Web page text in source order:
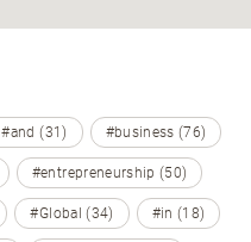
#and (31) #business (76)
#entrepreneurship (50)
#Global (34) #in (18)